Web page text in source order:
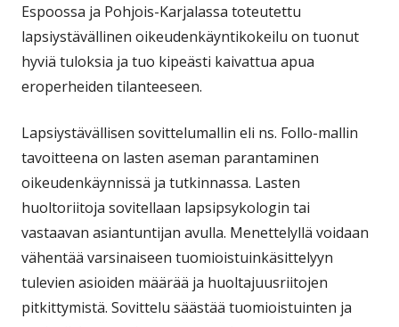
Espoossa ja Pohjois-Karjalassa toteutettu
lapsiystävällinen oikeudenkäyntikokeilu on tuonut
hyviä tuloksia ja tuo kipeästi kaivattua apua
eroperheiden tilanteeseen.
Lapsiystävällisen sovittelumallin eli ns. Follo-mallin
tavoitteena on lasten aseman parantaminen
oikeudenkäynnissä ja tutkinnassa. Lasten
huoltoriitoja sovitellaan lapsipsykologin tai
vastaavan asiantuntijan avulla. Menettelyllä voidaan
vähentää varsinaiseen tuomioistuinkäsittelyyn
tulevien asioiden määrää ja huoltajuusriitojen
pitkittymistä. Sovittelu säästää tuomioistuinten ja